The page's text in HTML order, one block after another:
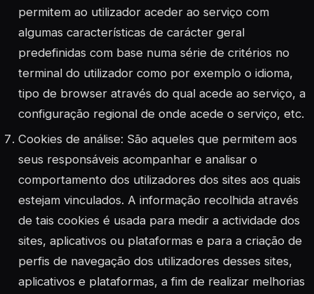
permitem ao utilizador aceder ao serviço com
algumas características de carácter geral
predefinidas com base numa série de critérios no
terminal do utilizador como por exemplo o idioma,
tipo de browser através do qual acede ao serviço, a
configuração regional de onde acede o serviço, etc.
Cookies de análise: São aqueles que permitem aos
seus responsáveis acompanhar e analisar o
comportamento dos utilizadores dos sites aos quais
estejam vinculados. A informação recolhida através
de tais cookies é usada para medir a actividade dos
sites, aplicativos ou plataformas e para a criação de
perfis de navegação dos utilizadores desses sites,
aplicativos e plataformas, a fim de realizar melhorias